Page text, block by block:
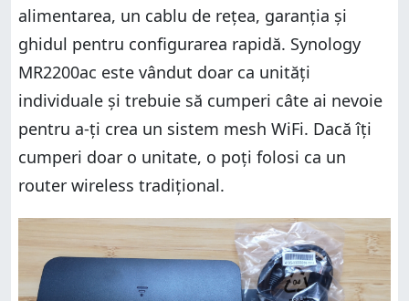
alimentarea, un cablu de rețea, garanția și
ghidul pentru configurarea rapidă. Synology
MR2200ac este vândut doar ca unități
individuale și trebuie să cumperi câte ai nevoie
pentru a-ți crea un sistem mesh WiFi. Dacă îți
cumperi doar o unitate, o poți folosi ca un
router wireless tradițional.